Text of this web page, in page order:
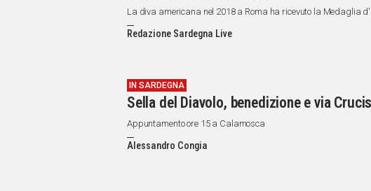
La diva americana nel 2018 a Roma ha ricevuto la Medaglia
Redazione Sardegna Live
IN SARDEGNA
Sella del Diavolo, benedizione e via
Appuntamento ore 15 a Calamosca
Alessandro Congia